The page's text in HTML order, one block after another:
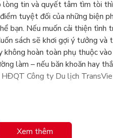
lòng tin và quyết tâm tìm tòi
tuyệt đối của những biện
bạn. Nếu muốn cải thiện tình
sách sẽ khơi gợi ý tưởng và
không hoàn toàn phụ thuộc
làm – nếu băn khoăn hay
HĐQT Công ty Du lịch
Xem thêm